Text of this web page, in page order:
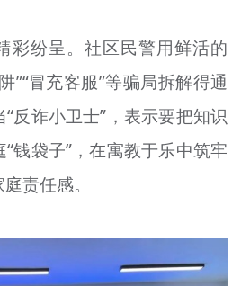
彩纷呈。社区民警用鲜活的
”“冒充客服”等骗局拆解得通
反诈小卫士”，表示要把知识
钱袋子”，在寓教于乐中筑牢
责任感。